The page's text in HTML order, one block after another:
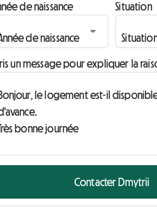
de naissance Situation
un message pour expliquer la
Contacter Dmytrii